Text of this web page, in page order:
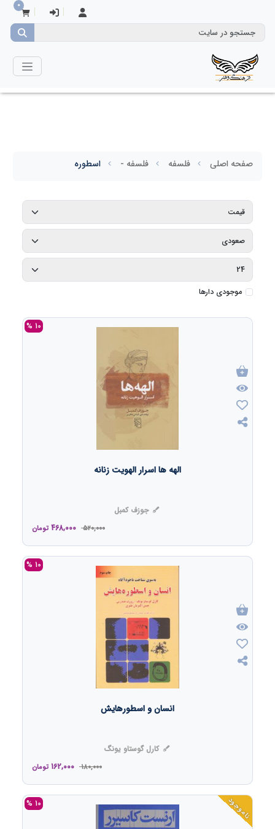
0
صفحه اصلی فلسفه فلسفه - اسطوره
موجودی دارها
10 %
الهه ها اسرار الهویت زنانه
جوزف کمبل
520,000
468,000 تومان
10 %
انسان و اسطورهایش
کارل گوستاو یونگ
180,000
162,000 تومان
ناموجود 10 %